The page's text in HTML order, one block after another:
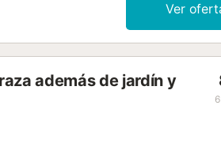
relajarse o compartir momentos
de cocinar en casa. En el
ideal para disfrutar de la
Ver
además de jardín y
6